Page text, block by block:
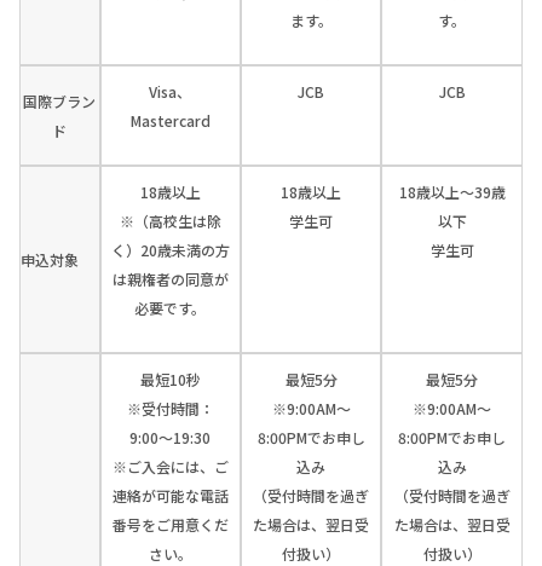
ます。
す。
国際ブラン
ド
Visa、
Mastercard
JCB JCB
申込対象
18歳以上
※（高校生は除
く）20歳未満の方
は親権者の同意が
必要です。
18歳以上
学生可
18歳以上～39歳
以下
学生可
最短10秒
※受付時間：
9:00〜19:30
※ご入会には、ご
連絡が可能な電話
番号をご用意くだ
さい。
最短5分
※9:00AM～
8:00PMでお申し
込み
（受付時間を過ぎ
た場合は、翌日受
付扱い）
最短5分
※9:00AM～
8:00PMでお申し
込み
（受付時間を過ぎ
た場合は、翌日受
付扱い）